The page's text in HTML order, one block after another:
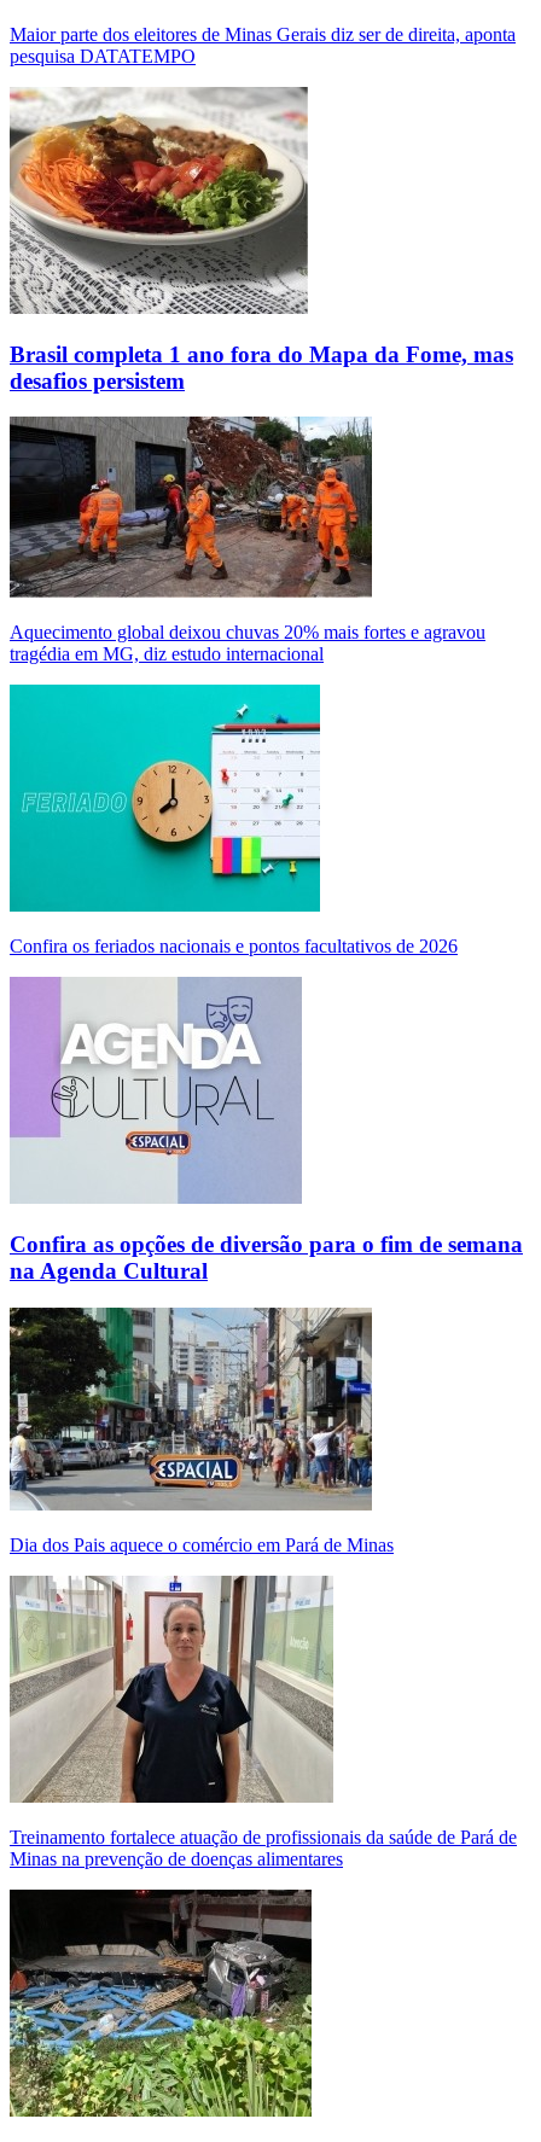
Maior parte dos eleitores de Minas Gerais diz ser de direita, aponta
pesquisa DATATEMPO
Brasil completa 1 ano fora do Mapa da Fome, mas
desafios persistem
Aquecimento global deixou chuvas 20% mais fortes e agravou
tragédia em MG, diz estudo internacional
Confira os feriados nacionais e pontos facultativos de 2026
Confira as opções de diversão para o fim de semana
na Agenda Cultural
Dia dos Pais aquece o comércio em Pará de Minas
Treinamento fortalece atuação de profissionais da saúde de Pará de
Minas na prevenção de doenças alimentares